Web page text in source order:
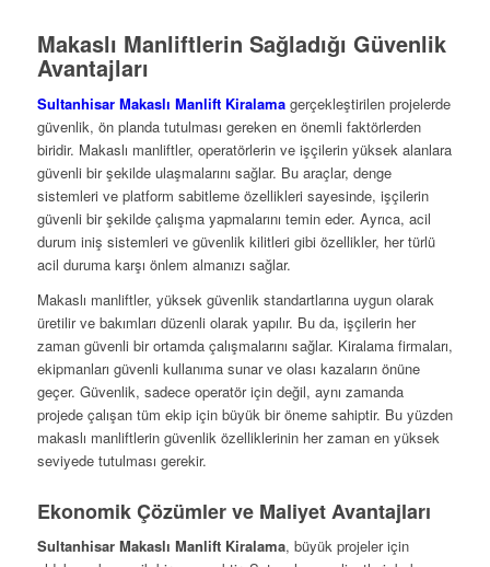
Makaslı Manliftlerin Sağladığı Güvenlik
Avantajları
Sultanhisar Makaslı Manlift Kiralamagerçekleştirilen projelerde
güvenlik, ön planda tutulması gereken en önemli faktörlerden
biridir. Makaslı manliftler, operatörlerin ve işçilerin yüksek alanlara
güvenli bir şekilde ulaşmalarını sağlar. Bu araçlar, denge
sistemleri ve platform sabitleme özellikleri sayesinde, işçilerin
güvenli bir şekilde çalışma yapmalarını temin eder. Ayrıca, acil
durum iniş sistemleri ve güvenlik kilitleri gibi özellikler, her türlü
acil duruma karşı önlem almanızı sağlar.
Makaslı manliftler, yüksek güvenlik standartlarına uygun olarak
üretilir ve bakımları düzenli olarak yapılır. Bu da, işçilerin her
zaman güvenli bir ortamda çalışmalarını sağlar. Kiralama firmaları,
ekipmanları güvenli kullanıma sunar ve olası kazaların önüne
geçer. Güvenlik, sadece operatör için değil, aynı zamanda
projede çalışan tüm ekip için büyük bir öneme sahiptir. Bu yüzden
makaslı manliftlerin güvenlik özelliklerinin her zaman en yüksek
seviyede tutulması gerekir.
Ekonomik Çözümler ve Maliyet Avantajları
Sultanhisar Makaslı Manlift Kiralama, büyük projeler için